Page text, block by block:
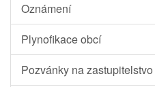
Oznámení
Plynofikace obcí
Pozvánky na zastupitelstvo